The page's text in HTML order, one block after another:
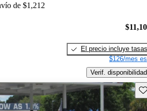
de $1,212
El precio incluye tasas
$126/mes
Verif. disponibilidad